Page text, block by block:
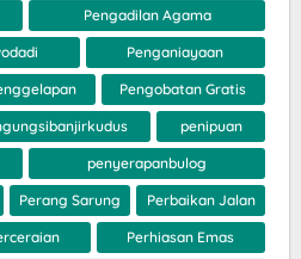
Pengadilan Agama
Penganiayaan
Pengobatan Gratis
penipuan
penyerapanbulog
Perang Sarung Perbaikan Jalan
Perhiasan Emas